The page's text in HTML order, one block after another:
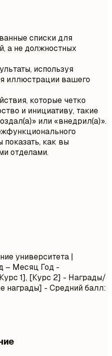
списки для
а не должностных
используя
иллюстрации вашего
которые четко
и инициативу, такие
или «внедрил(а)».
показать, как вы
отделами.
университета |
– Месяц Год -
1], [Курс 2] - Награды/
награды] - Средний балл: